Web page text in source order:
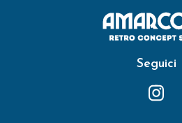
Seguici